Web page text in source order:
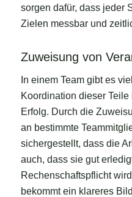
sorgen dafür, dass jeder
Zielen messbar und
Zuweisung von
In einem Team gibt es
Koordination dieser
Erfolg. Durch die
an bestimmte
sichergestellt, dass die
auch, dass sie gut
Rechenschaftspflicht
bekommt ein klareres